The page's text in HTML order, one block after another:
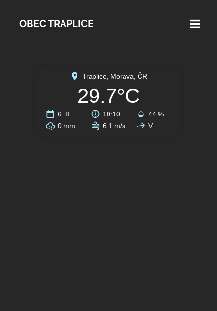
OBEC TRAPLICE
Traplice, Morava, ČR
29.7°C
6. 8. 10:10
44 %
0 mm
6.1 m/s V